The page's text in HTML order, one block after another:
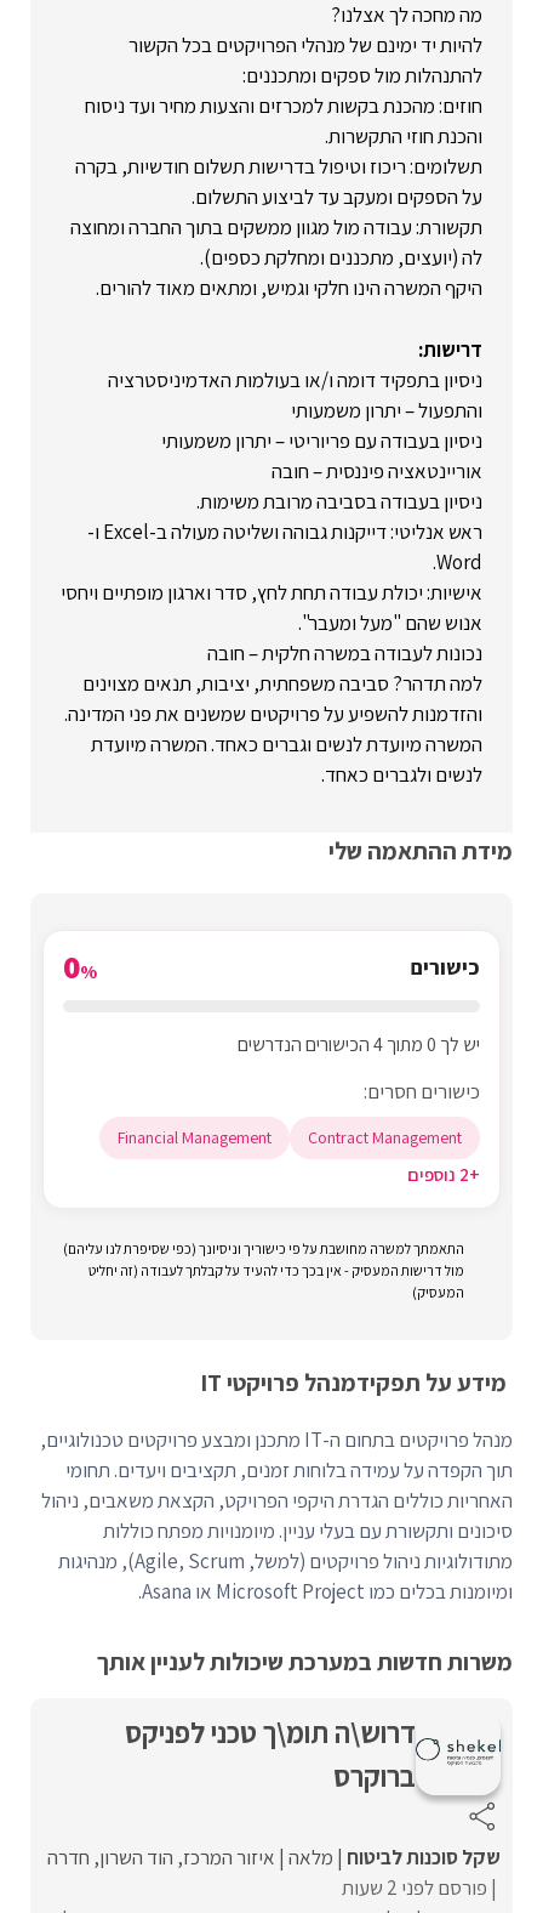
מה מחכה לך אצלנו?
להיות יד ימינם של מנהלי הפרויקטים בכל הקשור
להתנהלות מול ספקים ומתכננים:
חוזים: מהכנת בקשות למכרזים והצעות מחיר ועד ניסוח
והכנת חוזי התקשרות.
תשלומים: ריכוז וטיפול בדרישות תשלום חודשיות, בקרה
על הספקים ומעקב עד לביצוע התשלום.
תקשורת: עבודה מול מגוון ממשקים בתוך החברה ומחוצה
לה (יועצים, מתכננים ומחלקת כספים).
היקף המשרה הינו חלקי וגמיש, ומתאים מאוד להורים.
דרישות:
ניסיון בתפקיד דומה ו/או בעולמות האדמיניסטרציה
והתפעול – יתרון משמעותי
ניסיון בעבודה עם פריוריטי – יתרון משמעותי
אוריינטאציה פיננסית – חובה
ניסיון בעבודה בסביבה מרובת משימות.
ראש אנליטי: דייקנות גבוהה ושליטה מעולה ב-Excel ו-
Word.
אישיות: יכולת עבודה תחת לחץ, סדר וארגון מופתיים ויחסי
אנוש שהם "מעל ומעבר".
נכונות לעבודה במשרה חלקית – חובה
למה תדהר? סביבה משפחתית, יציבות, תנאים מצוינים
והזדמנות להשפיע על פרויקטים שמשנים את פני המדינה.
המשרה מיועדת לנשים וגברים כאחד. המשרה מיועדת
לנשים ולגברים כאחד.
מידת ההתאמה שלי
כישורים 0%
יש לך 0 מתוך 4 הכישורים הנדרשים
כישורים חסרים:
Contract Management
Financial Management
+2 נוספים
התאמתך למשרה מחושבת על פי כישוריך וניסיונך (כפי שסיפרת לנו עליהם)
מול דרישות המעסיק - אין בכך כדי להעיד על קבלתך לעבודה (זה יחליט
המעסיק)
מידע על תפקידמנהל פרויקטי IT
מנהל פרויקטים בתחום ה-IT מתכנן ומבצע פרויקטים טכנולוגיים,
תוך הקפדה על עמידה בלוחות זמנים, תקציבים ויעדים. תחומי
האחריות כוללים הגדרת היקפי הפרויקט, הקצאת משאבים, ניהול
סיכונים ותקשורת עם בעלי עניין. מיומנויות מפתח כוללות
מתודולוגיות ניהול פרויקטים (למשל, Agile, Scrum), מנהיגות
ומיומנות בכלים כמו Microsoft Project או Asana.
משרות חדשות במערכת שיכולות לעניין אותך
דרוש\ה תומ\ך טכני לפניקס
ברוקרס
שקל סוכנות לביטוח מלאה איזור המרכז הוד השרון חדרה
פורסם לפני 2 שעות